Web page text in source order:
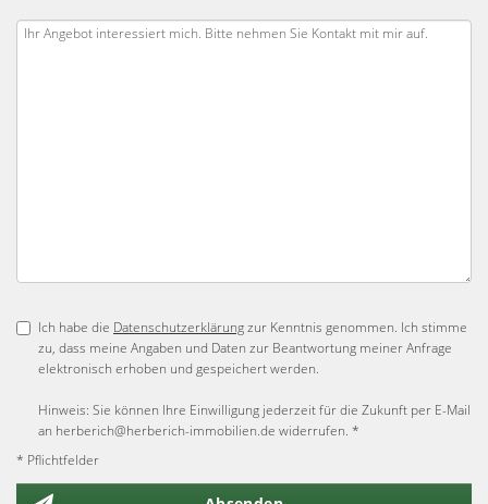
Ich habe die Datenschutzerklärungzur Kenntnis genommen. Ich stimme
zu, dass meine Angaben und Daten zur Beantwortung meiner Anfrage
elektronisch erhoben und gespeichert werden.
Hinweis: Sie können Ihre Einwilligung jederzeit für die Zukunft per E-Mail
an herberich@herberich-immobilien.de widerrufen. *
* Pflichtfelder